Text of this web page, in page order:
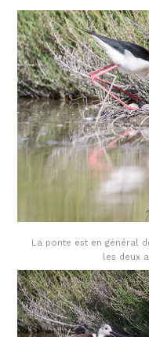
La ponte est en général
les deux